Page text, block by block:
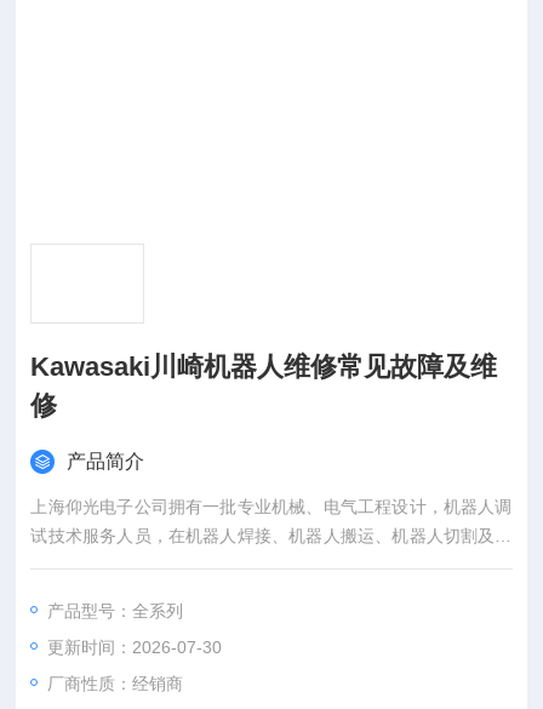
Kawasaki川崎机器人维修常见故障及维
修
产品简介
上海仰光电子公司拥有一批专业机械、电气工程设计，机器人调
试技术服务人员，在机器人焊接、机器人搬运、机器人切割及机
器人上下料等自动化集成方面具有多年丰富的经验， 为客户提供
适用于金属焊接切割、注塑机弯管机上下料，冲压取件、玻璃涂
胶，搬运码垛等诸多行业。Kawasaki川崎机器人维修常见故障及
维修
产品型号：全系列
更新时间：2026-07-30
厂商性质：经销商